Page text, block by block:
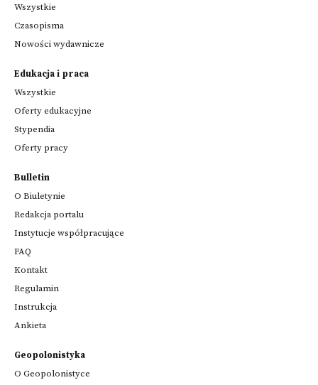
Wszystkie
Czasopisma
Nowości wydawnicze
Edukacja i praca
Wszystkie
Oferty edukacyjne
Stypendia
Oferty pracy
Bulletin
O Biuletynie
Redakcja portalu
Instytucje współpracujące
FAQ
Kontakt
Regulamin
Instrukcja
Ankieta
Geopolonistyka
O Geopolonistyce